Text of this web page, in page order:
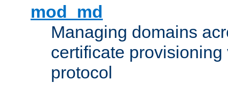
mod_md
Managing domains
certificate provisioning
protocol